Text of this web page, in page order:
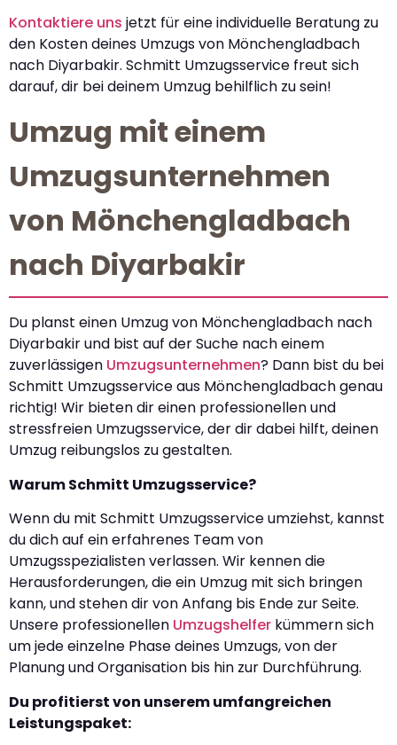
Kontaktiere uns jetzt für eine individuelle Beratung zu
den Kosten deines Umzugs von Mönchengladbach
nach Diyarbakir. Schmitt Umzugsservice freut sich
darauf, dir bei deinem Umzug behilflich zu sein!
Umzug mit einem
Umzugsunternehmen
von Mönchengladbach
nach Diyarbakir
Du planst einen Umzug von Mönchengladbach nach
Diyarbakir und bist auf der Suche nach einem
zuverlässigen Umzugsunternehmen? Dann bist du bei
Schmitt Umzugsservice aus Mönchengladbach genau
richtig! Wir bieten dir einen professionellen und
stressfreien Umzugsservice, der dir dabei hilft, deinen
Umzug reibungslos zu gestalten.
Warum Schmitt Umzugsservice?
Wenn du mit Schmitt Umzugsservice umziehst, kannst
du dich auf ein erfahrenes Team von
Umzugsspezialisten verlassen. Wir kennen die
Herausforderungen, die ein Umzug mit sich bringen
kann, und stehen dir von Anfang bis Ende zur Seite.
Unsere professionellen Umzugshelfer kümmern sich
um jede einzelne Phase deines Umzugs, von der
Planung und Organisation bis hin zur Durchführung.
Du profitierst von unserem umfangreichen
Leistungspaket: